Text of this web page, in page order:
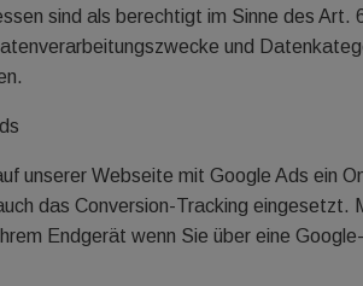
sind als berechtigt im Sinne des
und
unserer Webseite mit Google Ads ein
das Conversion-Tracking eingesetzt.
Endgerät wenn Sie über eine